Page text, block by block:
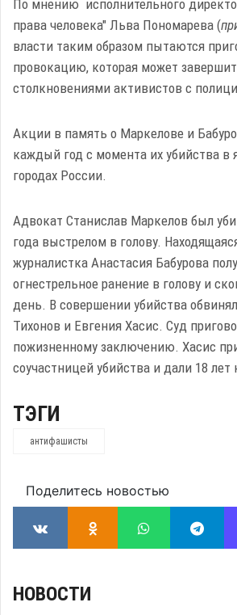
По мнению исполнительного
права человека" Льва Пономарева (
власти таким образом пытаются
провокацию, которая может
столкновениями активистов с
Акции в память о Маркелове и
каждый год с момента их убийства в
городах России.
Адвокат Станислав Маркелов был
года выстрелом в голову.
журналистка Анастасия Бабурова
огнестрельное ранение в голову и
день. В совершении убийства
Тихонов и Евгения Хасис. Суд
пожизненному заключению. Хасис
соучастницей убийства и дали 18 лет
ТЭГИ
антифашисты
Поделитесь новостью
НОВОСТИ